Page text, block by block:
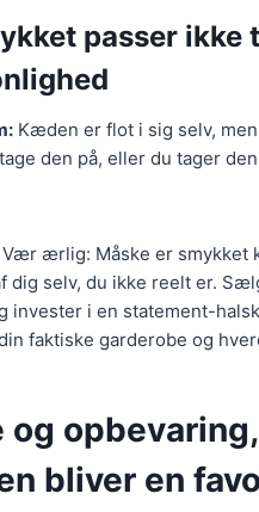
passer ikke
Kæden er flot i sig selv,
den på, eller du tager
Vær ærlig: Måske er smykket
dig selv, du ikke reelt er.
invester i en statement-
faktiske garderobe og
og
bliver en